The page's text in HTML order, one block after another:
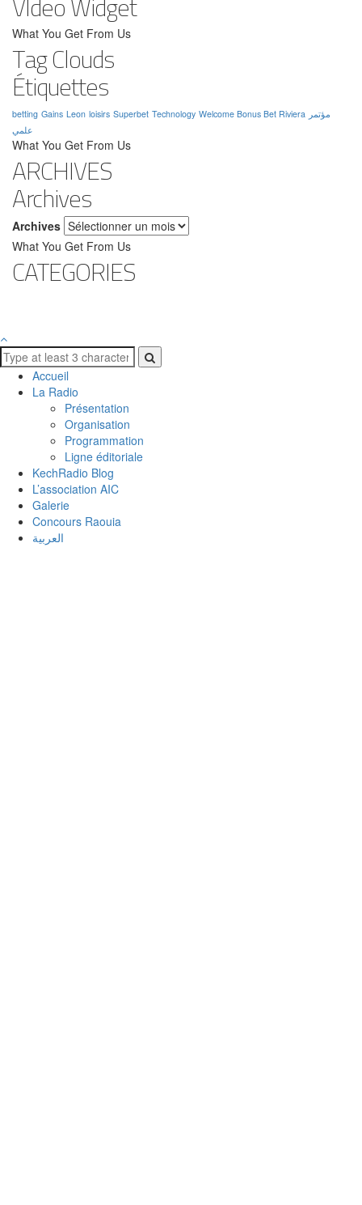
What You Get From Us
Tag Clouds
Étiquettes
betting Gains Leon loisirs Superbet Technology Welcome Bonus Bet Riviera مؤتمر
علمي
What You Get From Us
ARCHIVES
Archives
Archives
What You Get From Us
CATEGORIES
Accueil
La Radio
Présentation
Organisation
Programmation
Ligne éditoriale
KechRadio Blog
L’association AIC
Galerie
Concours Raouia
العربية